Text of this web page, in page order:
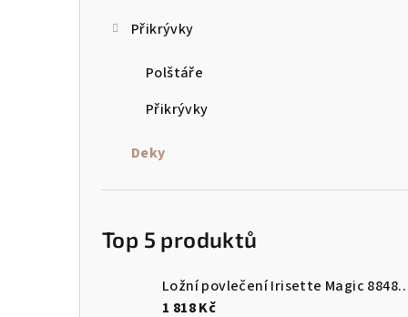
Přikrývky
Polštáře
Přikrývky
Deky
Top 5 produktů
Ložní povlečení
1 818 Kč